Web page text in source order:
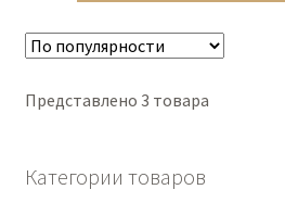
Представлено 3 товара
Категории товаров